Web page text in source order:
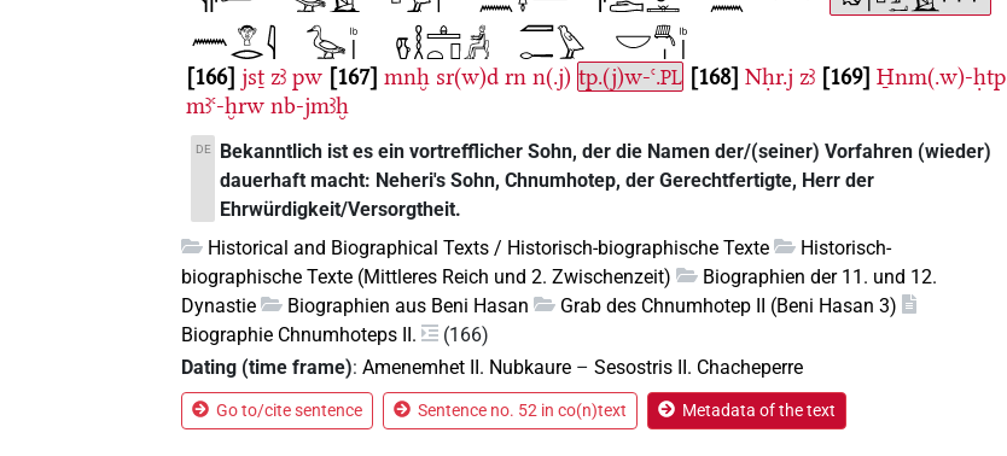
166 jsṯ zꜣ pw 167 mnḫ sr(w)d rn n(.j) tp.(j)w-ꜥ.PL 168 Nḥr.j zꜣ 169 H̱nm(.w)-ḥtp
mꜣꜥ-ḫrw nb-jmꜣḫ
DE
Bekanntlich ist es ein vortrefflicher Sohn, der die Namen der/(seiner) Vorfahren (wieder)
dauerhaft macht: Neheri's Sohn, Chnumhotep, der Gerechtfertigte, Herr der
Ehrwürdigkeit/Versorgtheit.
Historical and Biographical Texts / Historisch-biographische Texte
Historisch-
biographische Texte (Mittleres Reich und 2. Zwischenzeit)
Biographien der 11. und 12.
Dynastie
Biographien aus Beni Hasan
Grab des Chnumhotep II (Beni Hasan 3)
Biographie Chnumhoteps II.
(166)
Dating (time frame):Amenemhet II. Nubkaure –Sesostris II. Chacheperre
Go to/cite sentence Sentence no. 52 in co(n)text Metadata of the text